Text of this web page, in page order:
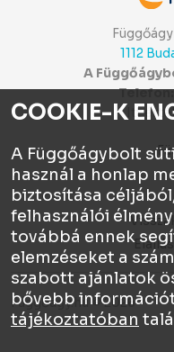
1112
A
Itt
Függőágy.hu © 2026
COOKIE-K
A Függőágybolt
használ a honlap
biztosítása
felhasználói
továbbá ennek
elemzéseket a
szabott ajánlatok
bővebb
tájékoztatóban